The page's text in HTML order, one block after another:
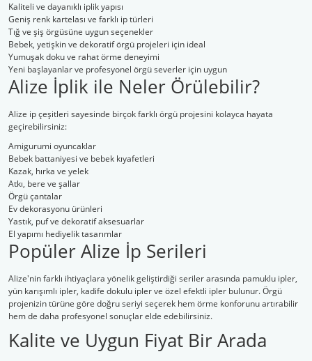
Kaliteli ve dayanıklı iplik yapısı
Geniş renk kartelası ve farklı ip türleri
Tığ ve şiş örgüsüne uygun seçenekler
Bebek, yetişkin ve dekoratif örgü projeleri için ideal
Yumuşak doku ve rahat örme deneyimi
Yeni başlayanlar ve profesyonel örgü severler için uygun
Alize İplik ile Neler Örülebilir?
Alize ip çeşitleri sayesinde birçok farklı örgü projesini kolayca hayata
geçirebilirsiniz:
Amigurumi oyuncaklar
Bebek battaniyesi ve bebek kıyafetleri
Kazak, hırka ve yelek
Atkı, bere ve şallar
Örgü çantalar
Ev dekorasyonu ürünleri
Yastık, puf ve dekoratif aksesuarlar
El yapımı hediyelik tasarımlar
Popüler Alize İp Serileri
Alize'nin farklı ihtiyaçlara yönelik geliştirdiği seriler arasında pamuklu ipler,
yün karışımlı ipler, kadife dokulu ipler ve özel efektli ipler bulunur. Örgü
projenizin türüne göre doğru seriyi seçerek hem örme konforunu artırabilir
hem de daha profesyonel sonuçlar elde edebilirsiniz.
Kalite ve Uygun Fiyat Bir Arada